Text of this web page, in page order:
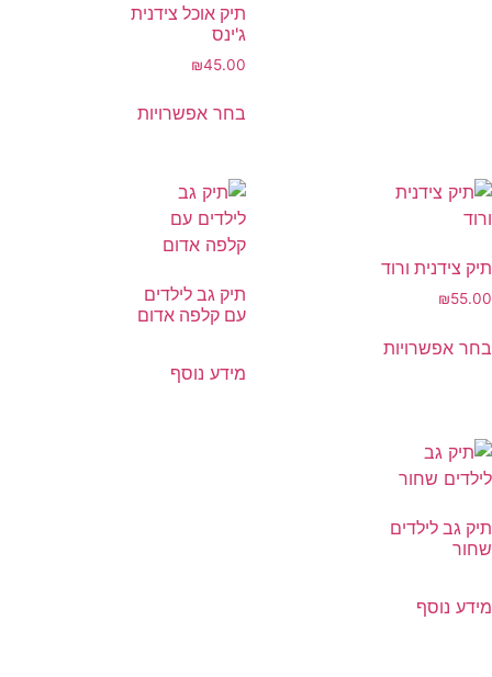
תיק אוכל צידנית
ג'ינס
₪45.00
בחר אפשרויות
תיק צידנית ורוד
₪55.00
בחר אפשרויות
תיק גב לילדים
עם קלפה אדום
מידע נוסף
תיק גב לילדים
שחור
מידע נוסף